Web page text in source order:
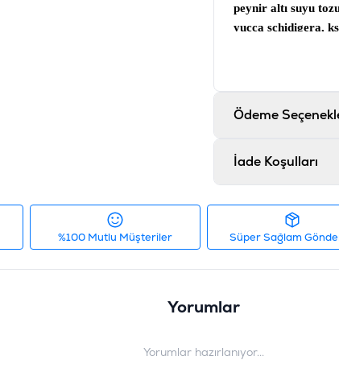
peynir altı suyu
yucca schidigera,
gluteni, somon
karnitin, tuz,
Katkı maddeleri
C, Vitamin B1, B2,
Analiz
Ham protein %32,
Ödeme
İade Koşulları
%100 Mutlu Müşteriler Süper Sağlam
Yorumlar
Yorumlar hazırlanıyor...